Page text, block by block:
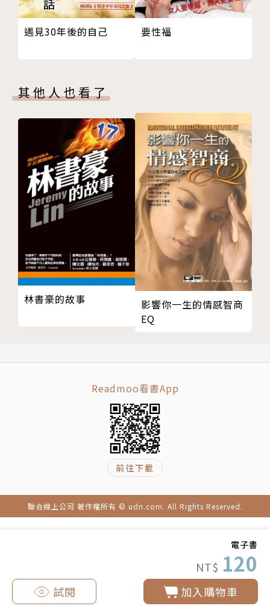
電子書
NT$ 120
加入購物車
試閱
《大師談》沒有拆不散的夫妻，只有不努力的小三
第5章 有時候不是不信任你，只是因為我比別人更在
《大師談》「門不當，戶不對」的巴萊特和白朗寧
第6章 這個世界很小，我們就這樣遇見；這個世界很
大，分開就很難再見。
挽情回天函
《大師談》外遇：壞男人的專利，一棍子打死他吧！
第7章 那個讓你流淚的，是你最愛的人；那個懂你眼淚
的，是最愛你的人；那個為你擦乾眼淚的，才是最後和
你相守的人。
挽情回天函
《大師談》遠距離戀情：分手永遠不是一種距離，而是
一種決定
第8章 有時候，露出笑臉只是不想讓你擔心或難過，但
其實我沒有你想像中那麼堅強。
挽情回天函
《大師談》「男不如女」：山高不如男人的志氣高，水
深不如女人的愛情深
第9章 我們總在最不懂愛情的年代，遇見最美好的愛
《大師談》「異地而居」：說不出口的性問題
第10章 其實我不敢想像，沒有你，生活會是怎樣？
滅愛絕念信
《大師談》感情和距離：願君心似我心，定不負相思意
第11章 因為你，我懂得了成長，可你，依舊是我的傷
滅愛絕念信
挽情回天函
遇見30年後的自己 要性福
其他人也看了
林書豪的故事
影響你一生的情感智商
EQ
Readmoo看書App
前往下載
聯合線上公司 著作權所有 © udn.com. All Rights Reserved.